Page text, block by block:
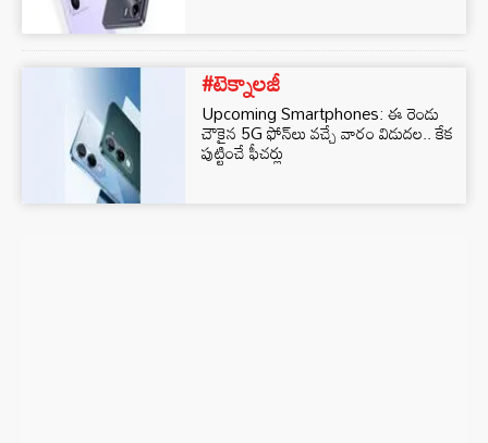
#టెక్నాలజీ
Upcoming Smartphones: ఈ రెండు
చౌకైన 5G ఫోన్‌లు వచ్చే వారం విడుదల.. కేక
పుట్టించే ఫీచర్లు